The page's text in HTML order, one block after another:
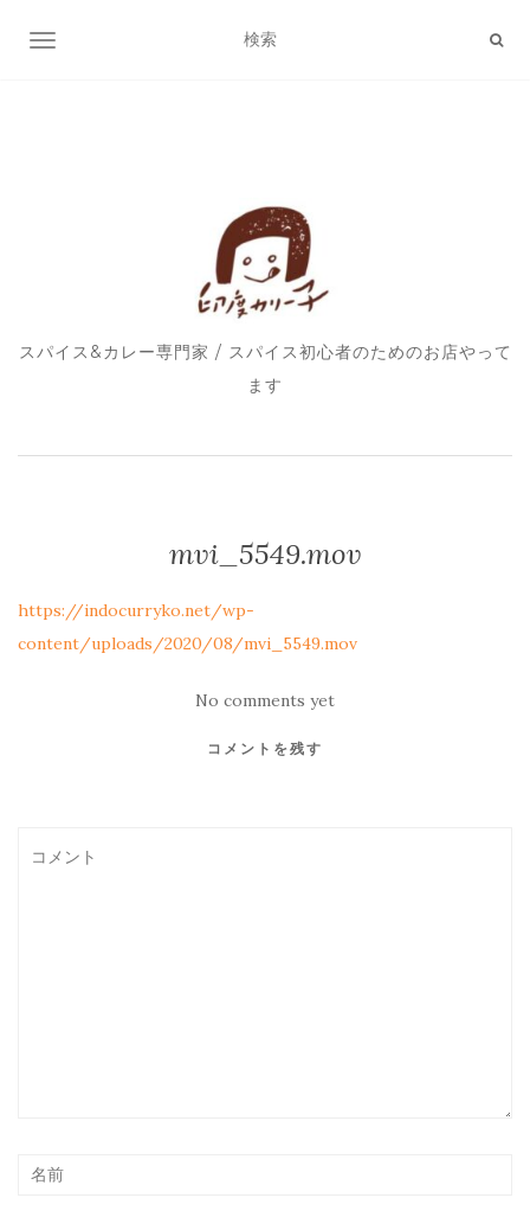
ナビゲーション切り替え
スパイス&カレー専門家 / スパイス初心者のためのお店やって
ます
mvi_5549.mov
https://indocurryko.net/wp-
content/uploads/2020/08/mvi_5549.mov
No comments yet
コメントを残す